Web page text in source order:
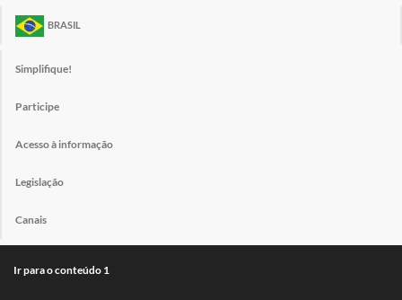
BRASIL
Simplifique!
Participe
Acesso à informação
Legislação
Canais
Ir para o conteúdo 1